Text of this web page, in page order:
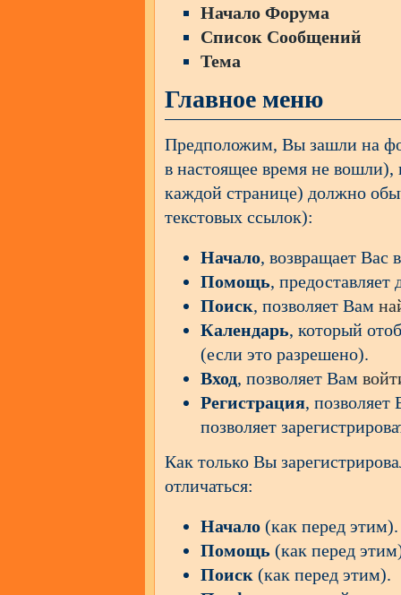
Начало Форума
Список Сообщений
Тема
Главное меню
Предположим, Вы зашли на
в настоящее время не вошли),
каждой странице) должно
текстовых ссылок):
Начало, возвращает Вас
Помощь, предоставляет
Поиск, позволяет Вам
Календарь, который
(если это разрешено).
Вход, позволяет Вам
Регистрация,
позволяет
Как только Вы
отличаться:
Начало (как перед этим).
Помощь (как перед
Поиск (как перед этим).